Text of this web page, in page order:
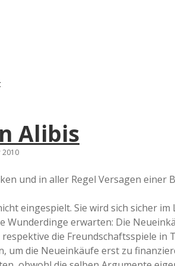
Alibis
2010
und in aller Regel Versagen einer
eingespielt. Sie wird sich sicher
Wunderdinge erwarten: Die
die Freundschaftsspiele in
um die Neueinkäufe erst zu